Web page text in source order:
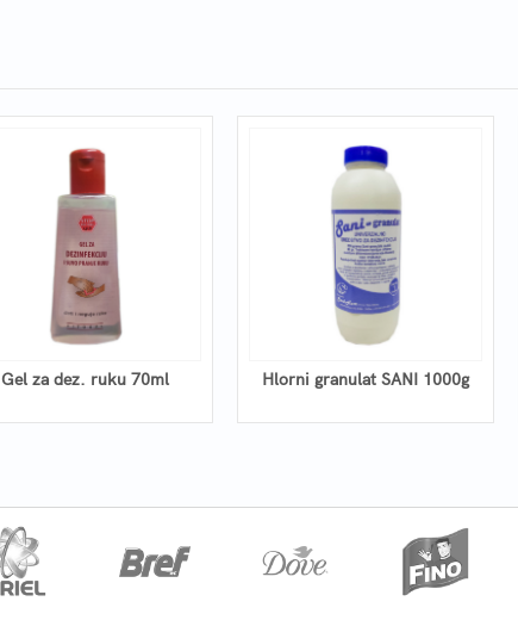
Gel za dez. ruku 70ml Hlorni granulat SANI 1000g